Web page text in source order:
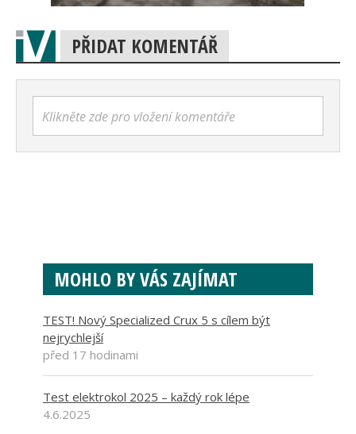
PŘIDAT KOMENTÁŘ
Klikněte zde pro vložení komentáře
MOHLO BY VÁS ZAJÍMAT
TEST! Nový Specialized Crux 5 s cílem být
nejrychlejší
před 17 hodinami
Test elektrokol 2025 – každý rok lépe
4.6.2025